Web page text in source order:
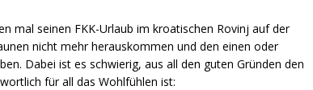
mal seinen FKK-Urlaub im kroatischen Rovinj auf der
nicht mehr herauskommen und den einen oder
Dabei ist es schwierig, aus all den guten Gründen den
für all das Wohlfühlen ist: